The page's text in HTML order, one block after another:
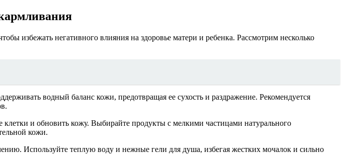
избежать негативного влияния на здоровье матери и ребенка. Рассмотрим несколько
водный баланс кожи, предотвращая ее сухость и раздражение. Рекомендуется
и обновить кожу. Выбирайте продукты с мелкими частицами натурального
кожи.
Используйте теплую воду и нежные гели для душа, избегая жестких мочалок и сильно